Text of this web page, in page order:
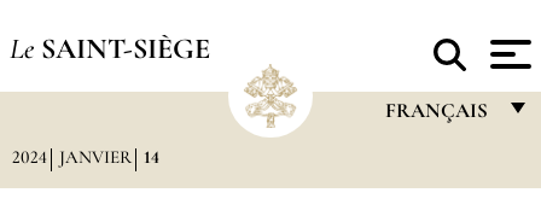
Le SAINT-SIÈGE
FRANÇAIS
2024 JANVIER 14